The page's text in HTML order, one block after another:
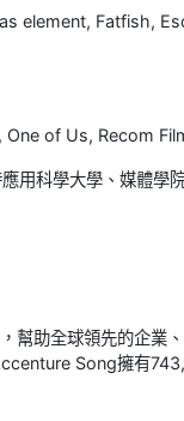
element, Fatfish,
of Us, Recom
用科學大學、媒體
助全球領先的企業
Song擁有